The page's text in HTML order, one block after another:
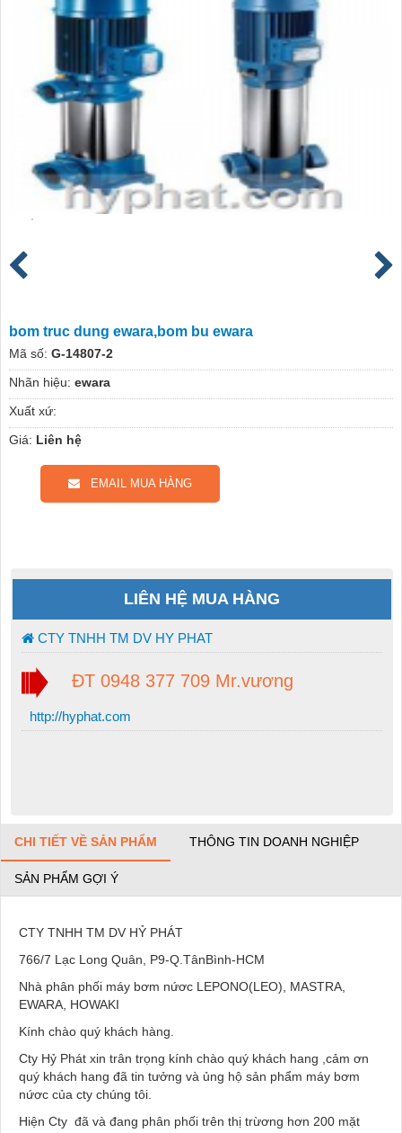
bom truc dung ewara,bom bu ewara
Mã số: G-14807-2
Nhãn hiệu: ewara
Xuất xứ:
Giá: Liên hệ
EMAIL MUA HÀNG
LIÊN HỆ MUA HÀNG
CTY TNHH TM DV HY PHAT
ĐT 0948 377 709 Mr.vương
http://hyphat.com
CHI TIẾT VỀ SẢN PHẨM THÔNG TIN DOANH NGHIỆP
SẢN PHẨM GỢI Ý
CTY TNHH TM DV HỶ PHÁT
766/7 Lạc Long Quân, P9-Q.TânBình-HCM
Nhà phân phối máy bơm nứơc LEPONO(LEO), MASTRA,
EWARA, HOWAKI
Kính chào quý khách hàng.
Cty Hỷ Phát xin trân trọng kính chào quý khách hang ,cảm ơn
quý khách hang đã tin tưởng và ủng hộ sản phẩm máy bơm
nứơc của cty chúng tôi.
Hiện Cty đã và đang phân phối trên thị trừơng hơn 200 mặt